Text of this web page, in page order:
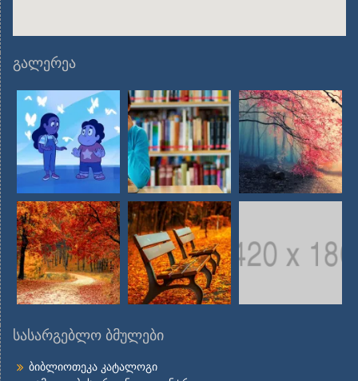
გალერეა
სასარგებლო ბმულები
ბიბლიოთეკა კატალოგი